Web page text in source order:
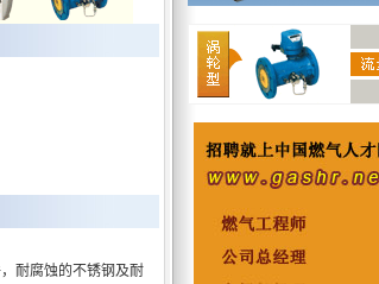
耐腐蚀的不锈钢及耐